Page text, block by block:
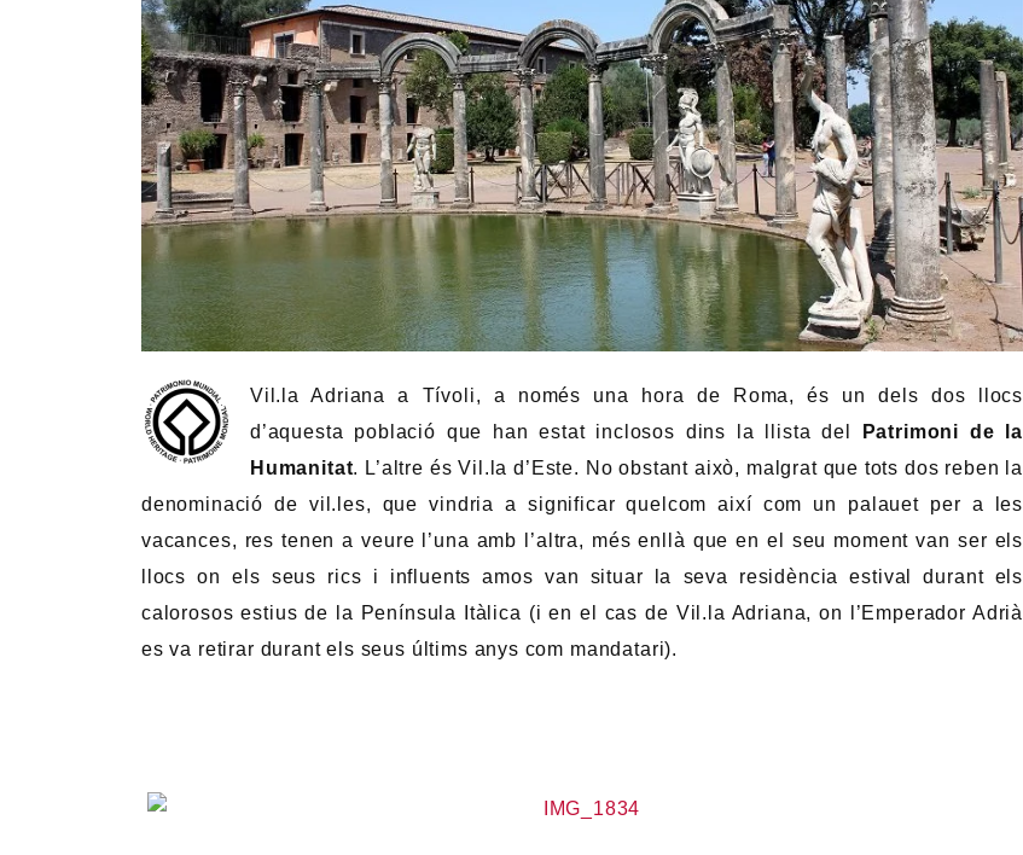
Vil.la Adriana a Tívoli, a només una hora de Roma, és un dels dos llocs
d’aquesta població que han estat inclosos dins la llista del
Patrimoni de la
Humanitat. L’altre és Vil.la d’Este. No obstant això, malgrat que tots dos reben la
denominació de vil.les, que vindria a significar quelcom així com un palauet per a les
vacances, res tenen a veure l’una amb l’altra, més enllà que en el seu moment van ser els
llocs on els seus rics i influents amos van situar la seva residència estival durant els
calorosos estius de la Península Itàlica (i en el cas de Vil.la Adriana, on l’Emperador Adrià
es va retirar durant els seus últims anys com mandatari).